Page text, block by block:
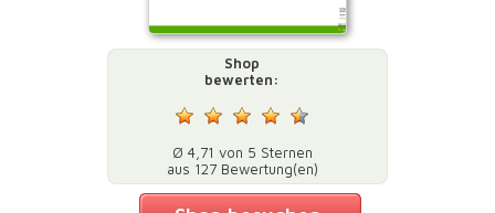
Shop
bewerten:
Ø 4,71 von 5 Sternen
aus 127 Bewertung(en)